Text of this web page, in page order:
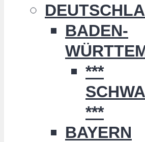
BADEN-
***
***
BAYERN